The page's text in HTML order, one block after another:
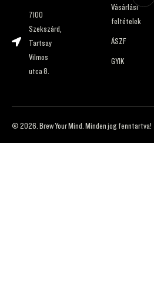
7100
Szekszárd,
Tartsay
Vilmos
utca 8.
Vásárlási
feltételek
ÁSZF
GYIK
© 2026. Brew Your Mind. Minden jog fenntartva!